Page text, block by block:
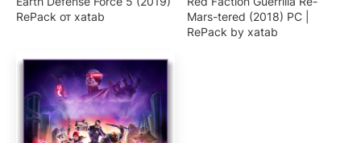
RePack от xatab
Mars-tered (2018) PC |
RePack by xatab